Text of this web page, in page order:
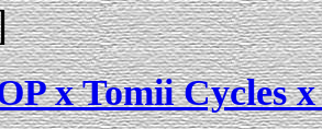
x Tomii Cycles